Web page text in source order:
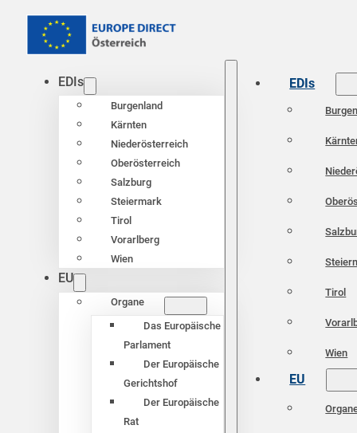
EDIs
Burgenland
Kärnten
Niederösterreich
Oberösterreich
Salzburg
Steiermark
Tirol
Vorarlberg
Wien
EU
Organe
Das Europäische
Parlament
Der Europäische
Gerichtshof
Der Europäische
Rat
EDIs
Tirol
Wien
EU